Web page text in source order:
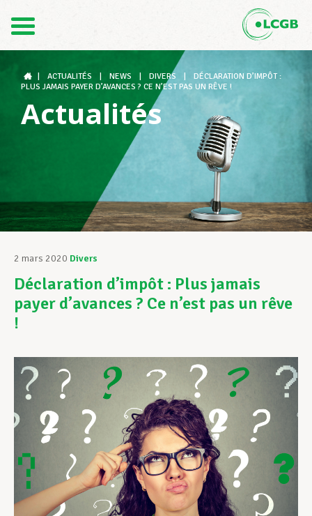
DE
Le LCGB
Structures syndicales
Assistance au Travail
Vos droits
Développement professionnel
Devenir Membre
Actualités
ACTUALITÉS NEWS DIVERS
DÉCLARATION D’IMPÔT :
PLUS JAMAIS PAYER D’AVANCES ? CE N’EST PAS UN RÊVE !
Actualités
2 mars 2020 Divers
Déclaration d’impôt : Plus jamais
payer d’avances ? Ce n’est pas un rêve
!